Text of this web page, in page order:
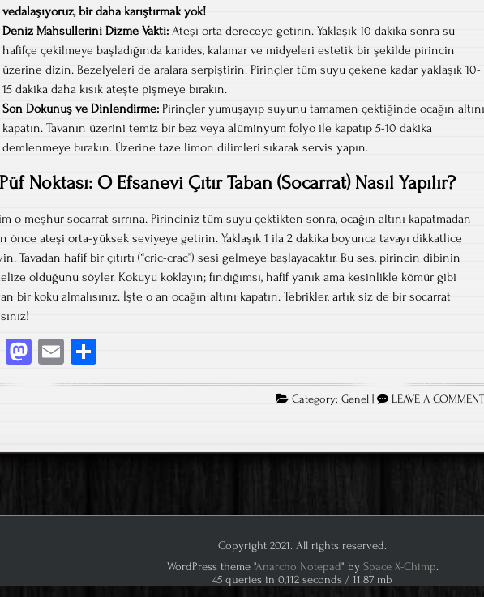
vedalaşıyoruz, bir daha karıştırmak yok!
Deniz Mahsullerini Dizme Vakti: Ateşi orta dereceye getirin. Yaklaşık 10 dakika sonra su
hafifçe çekilmeye başladığında karides, kalamar ve midyeleri estetik bir şekilde pirincin
üzerine dizin. Bezelyeleri de aralara serpiştirin. Pirinçler tüm suyu çekene kadar yaklaşık 10-
15 dakika daha kısık ateşte pişmeye bırakın.
Son Dokunuş ve Dinlendirme: Pirinçler yumuşayıp suyunu tamamen çektiğinde ocağın altını
kapatın. Tavanın üzerini temiz bir bez veya alüminyum folyo ile kapatıp 5-10 dakika
demlenmeye bırakın. Üzerine taze limon dilimleri sıkarak servis yapın.
Püf Noktası: O Efsanevi Çıtır Taban (Socarrat) Nasıl Yapılır?
o meşhur socarrat sırrına. Pirinciniz tüm suyu çektikten sonra, ocağın altını kapatmadan
önce ateşi orta-yüksek seviyeye getirin. Yaklaşık 1 ila 2 dakika boyunca tavayı dikkatlice
Tavadan hafif bir çıtırtı (“cric-crac”) sesi gelmeye başlayacaktır. Bu ses, pirincin dibinin
olduğunu söyler. Kokuyu koklayın; fındığımsı, hafif yanık ama kesinlikle kömür gibi
bir koku almalısınız. İşte o an ocağın altını kapatın. Tebrikler, artık siz de bir socarrat
Fa
ce
ok
M
o
E
m ha
Category:Genel | LEAVE A
Copyright 2021. All rights reserved.
WordPress theme "Anarcho Notepad" by Space X-Chimp.
45 queries in 0,112 seconds / 11.87 mb